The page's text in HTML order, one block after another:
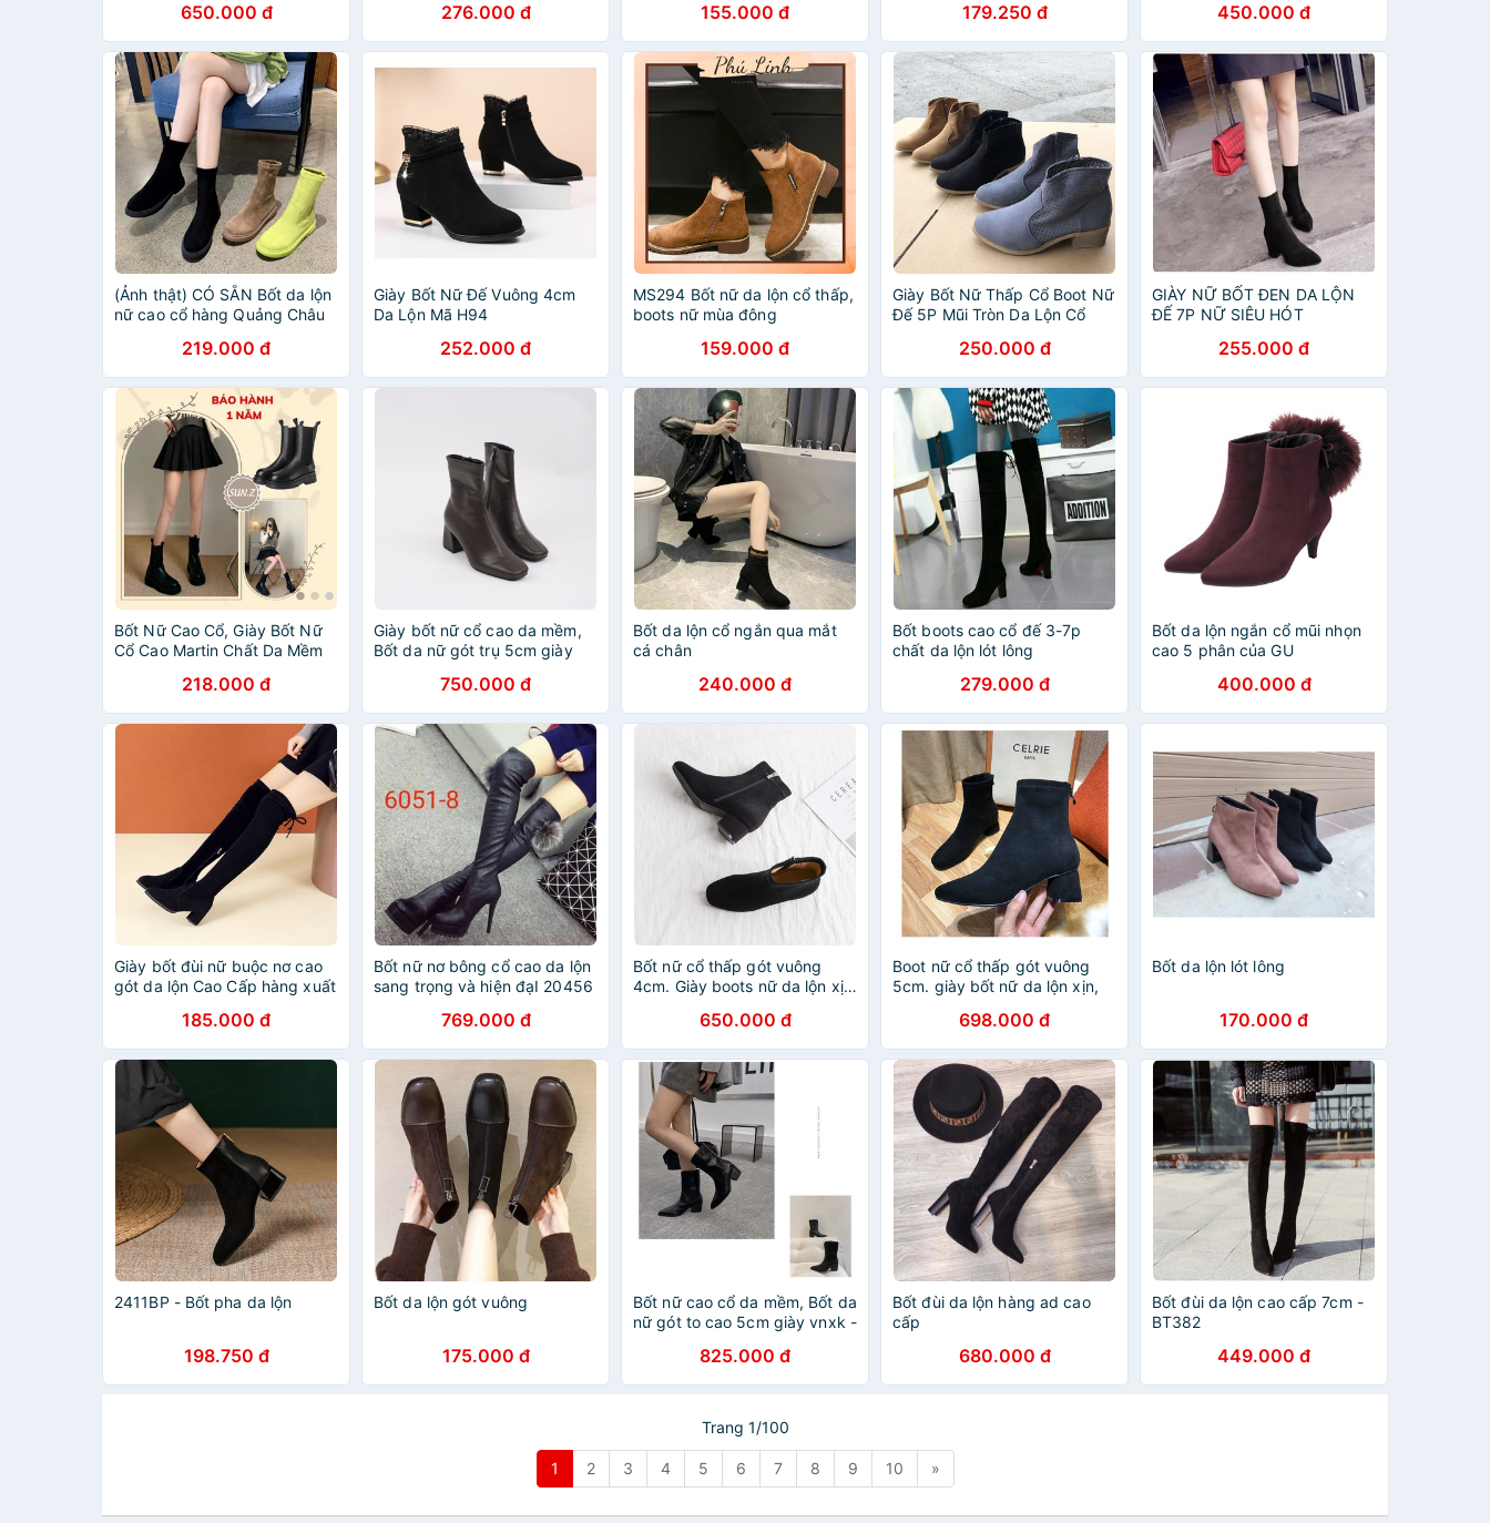
650.000 đ 276.000 đ 155.000 đ 179.250 đ 450.000 đ
(Ảnh thật) CÓ SẴN Bốt da lộn
nữ cao cổ hàng Quảng Châu
219.000 đ
Giày Bốt Nữ Đế Vuông 4cm
Da Lộn Mã H94
252.000 đ
MS294 Bốt nữ da lộn cổ thấp,
boots nữ mùa đông
159.000 đ
Giày Bốt Nữ Thấp Cổ Boot Nữ
Đế 5P Mũi Tròn Da Lộn Cổ
250.000 đ
GIÀY NỮ BỐT ĐEN DA LỘN
ĐẾ 7P NỮ SIÊU HÓT
255.000 đ
Bốt Nữ Cao Cổ, Giày Bốt Nữ
Cổ Cao Martin Chất Da Mềm
218.000 đ
Giày bốt nữ cổ cao da mềm,
Bốt da nữ gót trụ 5cm giày
750.000 đ
Bốt da lộn cổ ngắn qua mắt
cá chân
240.000 đ
Bốt boots cao cổ đế 3-7p
chất da lộn lót lông
279.000 đ
Bốt da lộn ngắn cổ mũi nhọn
cao 5 phân của GU
400.000 đ
Giày bốt đùi nữ buộc nơ cao
gót da lộn Cao Cấp hàng xuất
185.000 đ
Bốt nữ nơ bông cổ cao da lộn
sang trọng và hiện đạI 20456
769.000 đ
Bốt nữ cổ thấp gót vuông
4cm. Giày boots nữ da lộn xịn,
650.000 đ
Boot nữ cổ thấp gót vuông
5cm. giày bốt nữ da lộn xịn,
698.000 đ
Bốt da lộn lót lông
170.000 đ
2411BP - Bốt pha da lộn
198.750 đ
Bốt da lộn gót vuông
175.000 đ
Bốt nữ cao cổ da mềm, Bốt da
nữ gót to cao 5cm giày vnxk -
825.000 đ
Bốt đùi da lộn hàng ad cao
cấp
680.000 đ
Bốt đùi da lộn cao cấp 7cm -
BT382
449.000 đ
Trang 1/100
1 2 3 4 5 6 7 8 9 10 »